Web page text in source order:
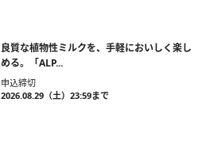
良質な植物性ミルクを、手軽においしく楽し
める。「ALP...
申込締切
2026.08.29（土）23:59まで